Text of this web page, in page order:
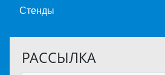
Стенды
РАССЫЛКА